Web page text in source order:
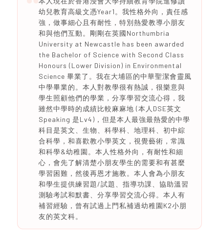
幼兒教育高級文憑Year1。我性格外向，責任感
強，做事細心且有耐性，特別熱愛教導小朋友
和與他們互動。剛剛在英國Northumbria
University at Newcastle has been awarded
the Bachelor of Science with Second Class
Honours (Lower Division) in Environmental
Science 畢業了。我在大埔區的中華聖潔會靈風
中學畢業的。本人對教學很有熱誠，很樂意與
學生照顧他們的學業，分享學習交流心得，我
雖然中學時的成績比較麻麻地 (本人DSE英文
Speaking 是Lv4)，但是本人最強最熱愛的中學
科目是英文、生物、科學科、地理科、初中綜
合科學，和喜歡教小學英文，視覺藝術，常識
和科學&幼稚園。本人性格外向，有耐性和細
心，會先了解清楚小朋友學生的需要和有甚麼
學習困難，然後再恩才施教。本人會為小朋友
和學生提供練習題/試題、指導功課、協助溫習
測驗考試和默書、分享學習交流心得。本人有
補習經驗，曾有試過上門私補過幼稚園K2小朋
友的英文科。